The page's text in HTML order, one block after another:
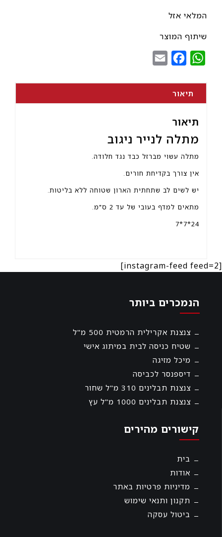
המלאי אזל
שיתוף המוצר
WhatsApp
Facebook
תיאור
תיאור
מתלה לנייר ניגוב
מתלה עשוי מברזל כבד נגד חלודה.
אין צורך בקדיחת חורים.
יש לשים לב שתחתית הארון שטוחה ללא בליטות.
מתאים למדף בעובי של עד 2 ס"מ.
24*7*7
[instagram-feed feed=2]
הנמכרים ביותר
צנצנת אקרילית הרמטית 500 מ"ל
שטיח כניסה לבית במיתוג אישי
מיכל מזיגה
דיספנסר לכביסה
צנצנת תבלינים 310 מ"ל שחור
צנצנת תבלינים 1000 מ"ל עץ
קישורים מהירים
בית
אודות
מדיניות פרטיות באתר
תקנון ותנאי שימוש
ביטול עסקה